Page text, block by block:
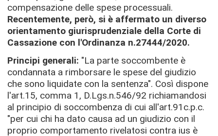
compensazione delle spese processuali.
Recentemente, però, si è affermato un diverso
orientamento giurisprudenziale della Corte di
Cassazione con l'Ordinanza n.27444/2020.
Principi generali: "La parte soccombente è
condannata a rimborsare le spese del giudizio
che sono liquidate con la sentenza". Così dispone
l'art.15, comma 1, D.Lgs.n.546/92 richiamandosi
al principio di soccombenza di cui all'art.91c.p.c.
"per cui chi ha dato causa ad un giudizio con il
proprio comportamento rivelatosi contra ius è